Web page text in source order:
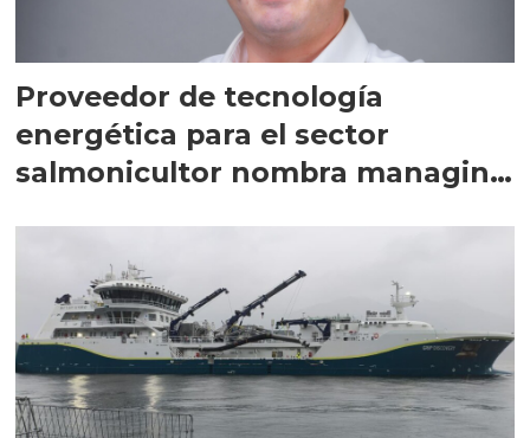
Proveedor de tecnología
energética para el sector
salmonicultor nombra managing